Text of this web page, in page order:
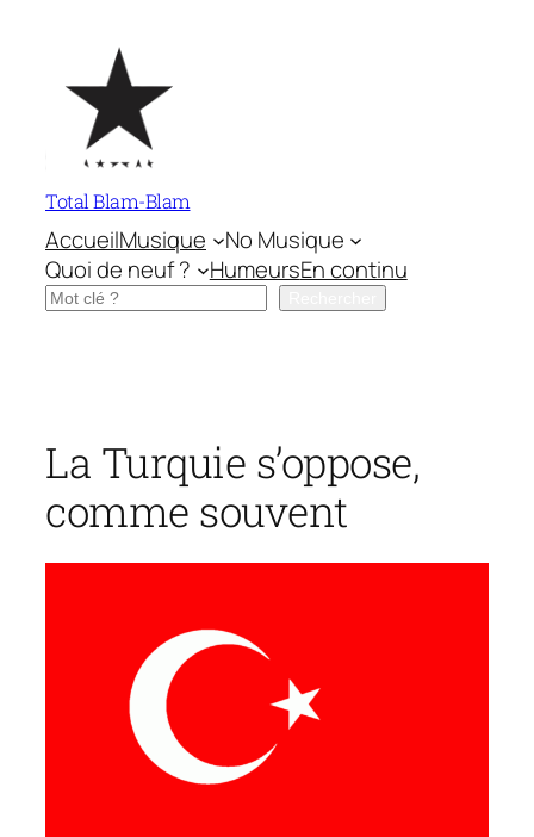
contenu
Total Blam-Blam
AccueilMusique
No Musique
Quoi de neuf ?
HumeursEn continu
Rechercher
La Turquie s’oppose,
comme souvent